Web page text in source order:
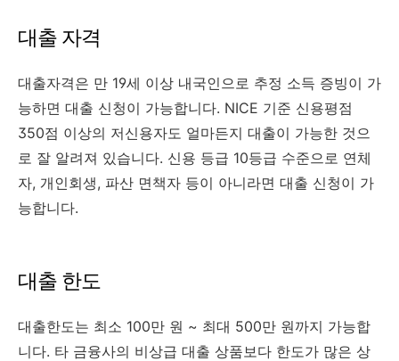
대출 자격
대출자격은 만 19세 이상 내국인으로 추정 소득 증빙이 가
능하면 대출 신청이 가능합니다. NICE 기준 신용평점
350점 이상의 저신용자도 얼마든지 대출이 가능한 것으
로 잘 알려져 있습니다. 신용 등급 10등급 수준으로 연체
자, 개인회생, 파산 면책자 등이 아니라면 대출 신청이 가
능합니다.
대출 한도
대출한도는 최소 100만 원 ~ 최대 500만 원까지 가능합
니다. 타 금융사의 비상급 대출 상품보다 한도가 많은 상